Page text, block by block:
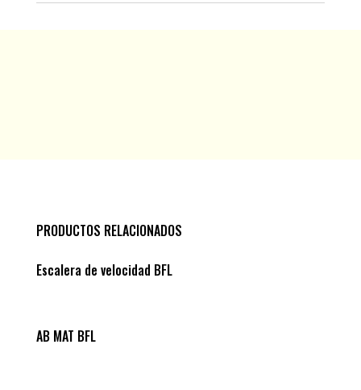
PRODUCTOS RELACIONADOS
Escalera de velocidad BFL
AB MAT BFL